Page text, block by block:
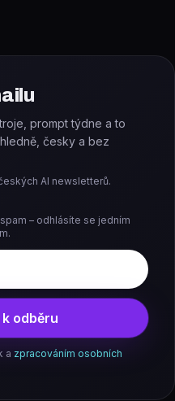
prompt týdne a to
česky a bez
AI newsletterů.
– odhlásíte se jedním
odběru
a zpracováním osobních